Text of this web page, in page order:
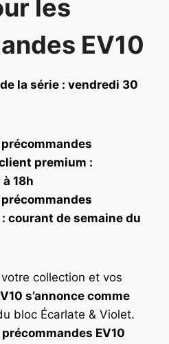
les
EV10
la série : vendredi 30
premium :
18h
courant de semaine du
collection et vos
s’annonce comme
bloc Écarlate & Violet.
précommandes EV10